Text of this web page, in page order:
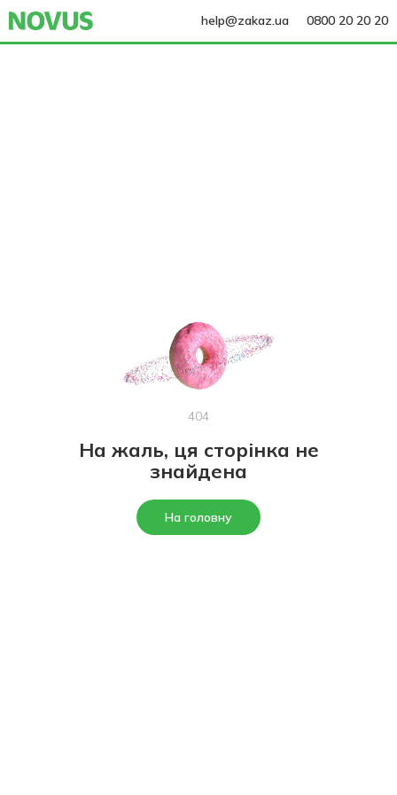
help@zakaz.ua 0800 20 20 20
404
На жаль, ця сторінка не
знайдена
На головну